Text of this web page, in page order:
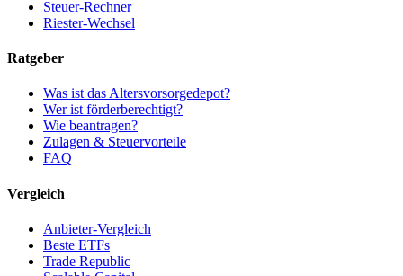
Steuer-Rechner
Riester-Wechsel
Ratgeber
Was ist das Altersvorsorgedepot?
Wer ist förderberechtigt?
Wie beantragen?
Zulagen & Steuervorteile
FAQ
Vergleich
Anbieter-Vergleich
Beste ETFs
Trade Republic